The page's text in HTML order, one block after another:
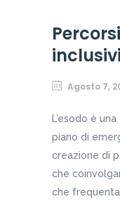
inclusivi
Agosto 7,
L’esodo è
piano di
creazione di
che
che